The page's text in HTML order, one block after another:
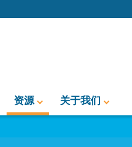
资源 关于我们